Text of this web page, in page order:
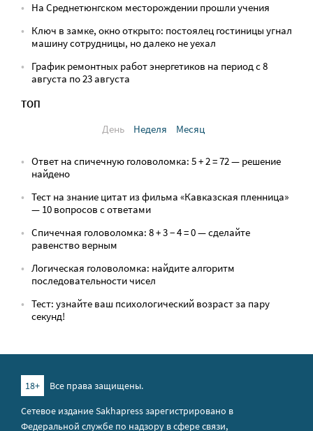
На Среднетюнгском месторождении прошли учения
Ключ в замке, окно открыто: постоялец гостиницы угнал
машину сотрудницы, но далеко не уехал
График ремонтных работ энергетиков на период с 8
августа по 23 августа
ТОП
День
Неделя Месяц
Ответ на спичечную головоломка: 5 + 2 = 72 — решение
найдено
Тест на знание цитат из фильма «Кавказская пленница»
— 10 вопросов с ответами
Спичечная головоломка: 8 + 3 − 4 = 0 — сделайте
равенство верным
Логическая головоломка: найдите алгоритм
последовательности чисел
Тест: узнайте ваш психологический возраст за пару
секунд!
18+
Все права защищены.
Сетевое издание Sakhapress зарегистрировано в
Федеральной службе по надзору в сфере связи,